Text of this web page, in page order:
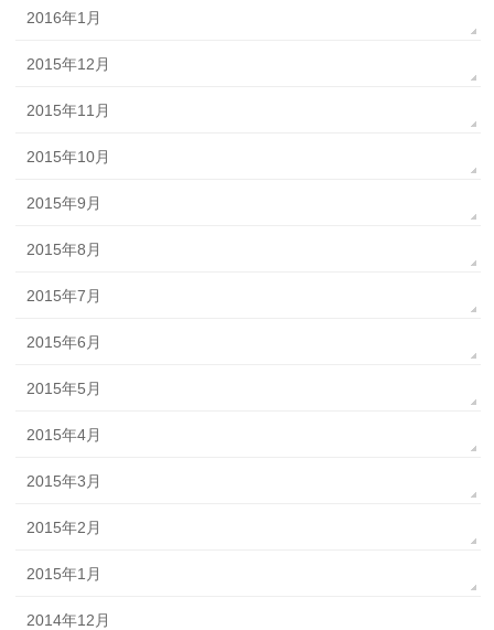
2016年1月
2015年12月
2015年11月
2015年10月
2015年9月
2015年8月
2015年7月
2015年6月
2015年5月
2015年4月
2015年3月
2015年2月
2015年1月
2014年12月